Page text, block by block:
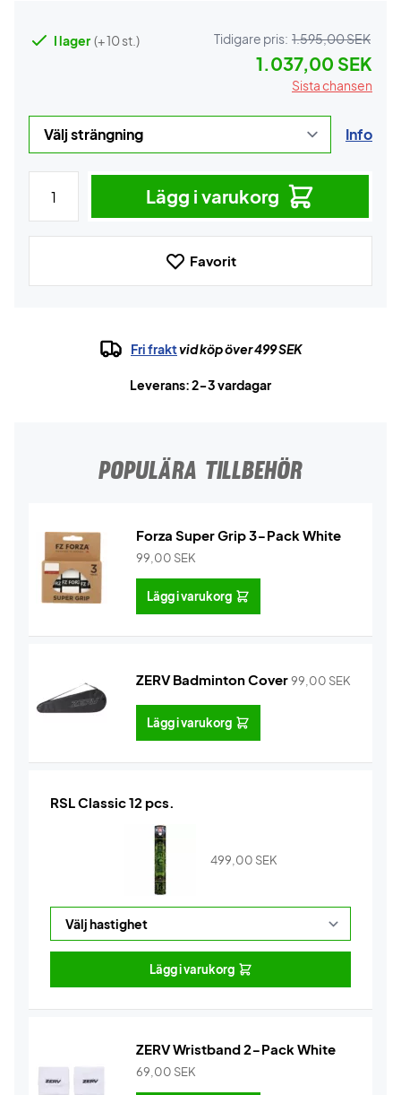
I lager (+ 10 st.) Tidigare pris: 1.595,00 SEK
1.037,00 SEK
Sista chansen
Info
Lägg i varukorg
Favorit
Fri fraktvid köp över 499 SEK
Leverans: 2-3 vardagar
POPULÄRA TILLBEHÖR
Forza Super Grip 3-Pack White
99,00 SEK
Lägg i varukorg
ZERV Badminton Cover99,00 SEK
Lägg i varukorg
RSL Classic 12 pcs.
499,00 SEK
Lägg i varukorg
ZERV Wristband 2-Pack White
69,00 SEK